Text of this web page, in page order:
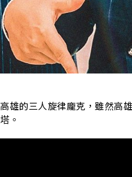
雄的三人旋律龐克，雖然高
。